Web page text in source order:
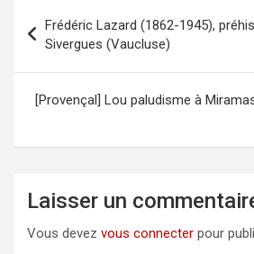
Navigation
l’article
Frédéric Lazard (1862-1945),
Sivergues (Vaucluse)
[Provençal] Lou paludisme à
Laisser un
Vous devez vous connecter pour